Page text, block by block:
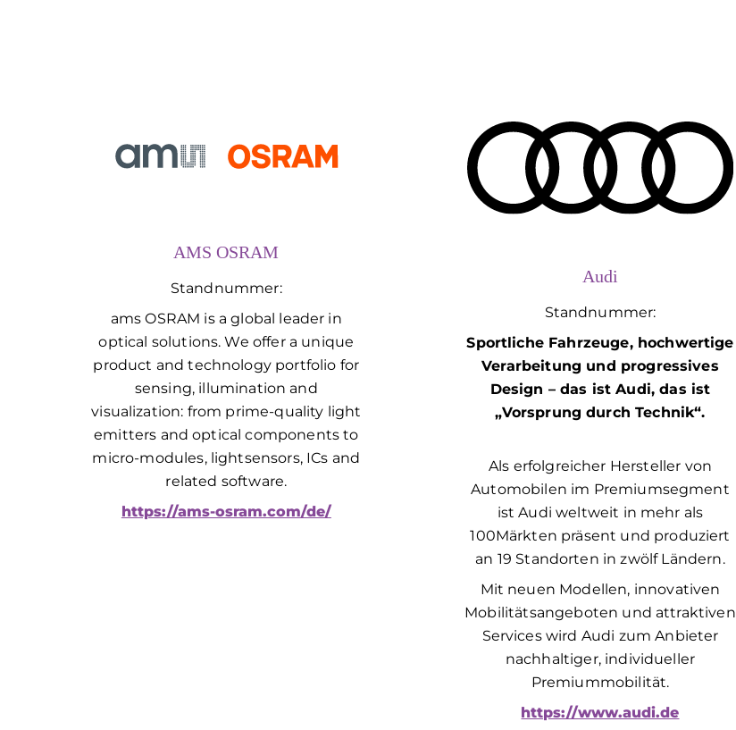
AMS OSRAM
Standnummer:
ams OSRAM is a global leader in
optical solutions. We offer a unique
product and technology portfolio for
sensing, illumination and
visualization: from prime-quality light
emitters and optical components to
micro-modules, lightsensors, ICs and
related software.
https://ams-osram.com/de/
Audi
Standnummer:
Sportliche Fahrzeuge, hochwertige
Verarbeitung und progressives
Design – das ist Audi, das ist
„Vorsprung durch Technik“.
Als erfolgreicher Hersteller von
Automobilen im Premiumsegment
ist Audi weltweit in mehr als
100Märkten präsent und produziert
an 19 Standorten in zwölf Ländern.
Mit neuen Modellen, innovativen
Mobilitätsangeboten und attraktiven
Services wird Audi zum Anbieter
nachhaltiger, individueller
Premiummobilität.
https://www.audi.de